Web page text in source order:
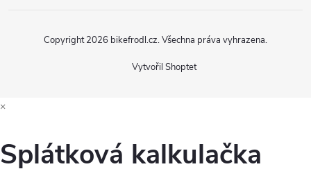
Vytvořil Shoptet
Copyright 2026 bikefrodl.cz. Všechna práva vyhrazena.
×
Splátková kalkulačka